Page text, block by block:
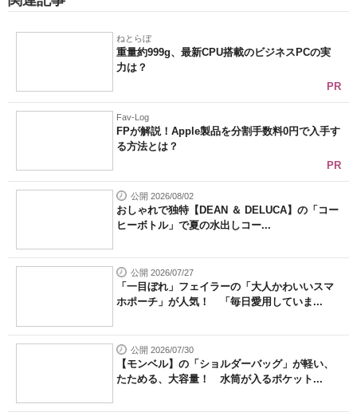
ねとらぼ
重量約999g、最新CPU搭載のビジネスPCの実
力は？
PR
Fav-Log
FPが解説！Apple製品を分割手数料0円で入手す
る方法とは？
PR
公開 2026/08/02
おしゃれで独特【DEAN ＆ DELUCA】の「コー
ヒーボトル」で夏の水出しコー...
公開 2026/07/27
「一目ぼれ」フェイラーの「大人かわいいスマ
ホポーチ」が人気！ 「毎日愛用していま...
公開 2026/07/30
【モンベル】の「ショルダーバッグ」が軽い、
たためる、大容量！ 水筒が入るポケット...